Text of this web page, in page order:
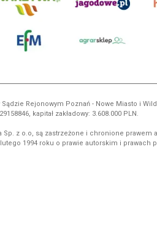
Rejonowym Poznań - Nowe Miasto i
kapitał zakładowy: 3.608.000 PLN.
z o.o, są zastrzeżone i chronione
1994 roku o prawie autorskim i prawach